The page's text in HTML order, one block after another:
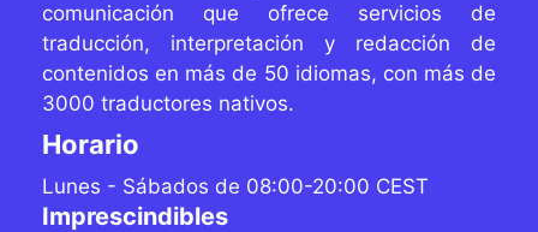
comunicación que ofrece servicios de
traducción, interpretación y redacción de
contenidos en más de 50 idiomas, con más de
3000 traductores nativos.
Horario
Lunes - Sábados de 08:00-20:00 CEST
Imprescindibles